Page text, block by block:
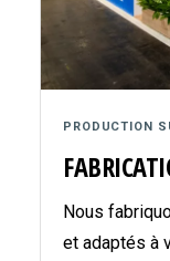
PRODUCTION
Nous
et adaptés à